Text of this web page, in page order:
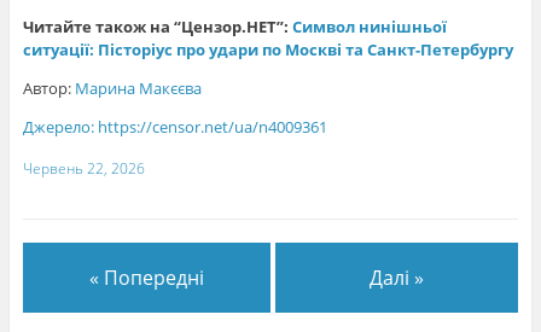
Читайте також на “Цензор.НЕТ”: Символ нинішньої
ситуації: Пісторіус про удари по Москві та Санкт-Петербургу
Автор: Марина Макєєва
Джерело: https://censor.net/ua/n4009361
Червень 22, 2026
« Попередні Далі »